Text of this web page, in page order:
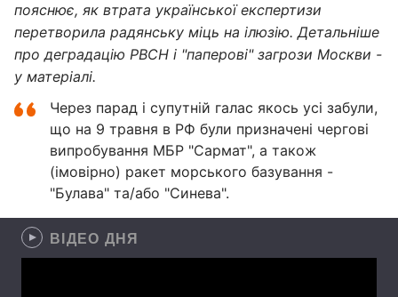
пояснює, як втрата української експертизи
перетворила радянську міць на ілюзію. Детальніше
про деградацію РВСН і "паперові" загрози Москви -
у матеріалі.
Через парад і супутній галас якось усі забули,
що на 9 травня в РФ були призначені чергові
випробування МБР "Сармат", а також
(імовірно) ракет морського базування -
"Булава" та/або "Синева".
ВІДЕО ДНЯ